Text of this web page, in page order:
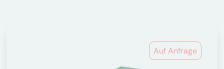
Auf Anfrage